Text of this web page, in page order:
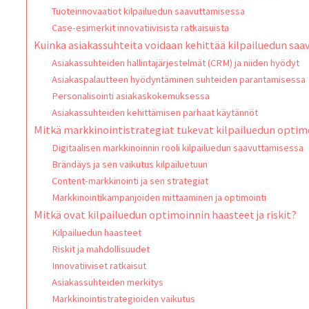
Tuoteinnovaatiot kilpailuedun saavuttamisessa
Case-esimerkit innovatiivisista ratkaisuista
Kuinka asiakassuhteita voidaan kehittää kilpailuedun
Asiakassuhteiden hallintajärjestelmät (CRM) ja niiden hyödyt
Asiakaspalautteen hyödyntäminen suhteiden parantamisessa
Personalisointi asiakaskokemuksessa
Asiakassuhteiden kehittämisen parhaat käytännöt
Mitkä markkinointistrategiat tukevat kilpailuedun
Digitaalisen markkinoinnin rooli kilpailuedun saavuttamisessa
Brändäys ja sen vaikutus kilpailuetuun
Content-markkinointi ja sen strategiat
Markkinointikampanjoiden mittaaminen ja optimointi
Mitkä ovat kilpailuedun optimoinnin haasteet ja riskit?
Kilpailuedun haasteet
Riskit ja mahdollisuudet
Innovatiiviset ratkaisut
Asiakassuhteiden merkitys
Markkinointistrategioiden vaikutus